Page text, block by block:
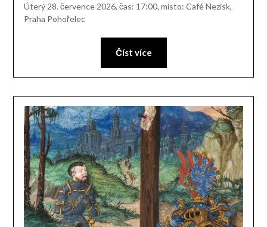
Úterý 28. července 2026, čas: 17:00, místo: Café Nezisk,
Praha Pohořelec
Číst více